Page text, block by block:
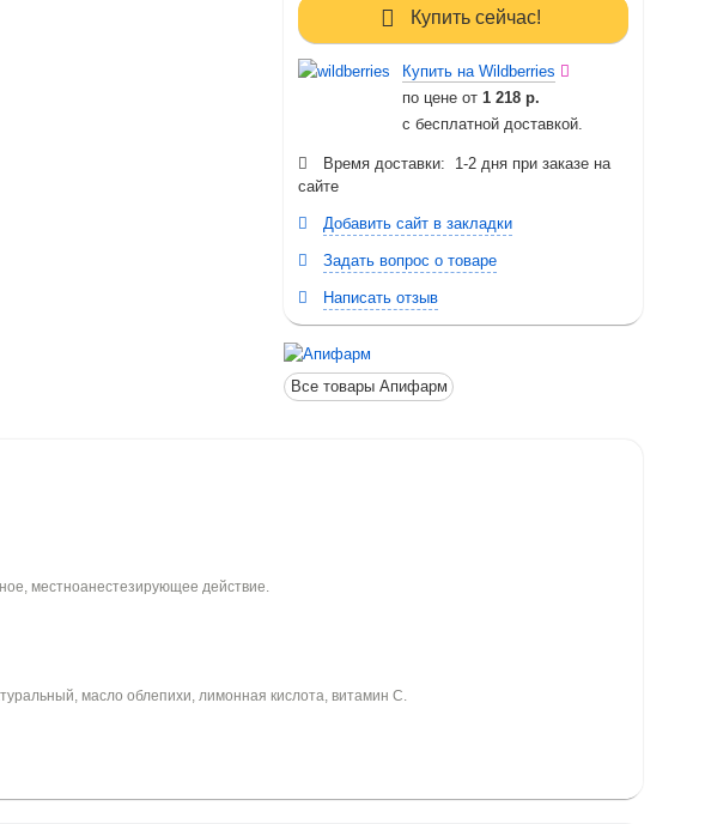
Купить сейчас!
Купить на Wildberries
по цене от 1 218 р.
с бесплатной доставкой.
Время доставки: 1-2 дня при заказе на
сайте
Добавить сайт в закладки
Задать вопрос о товаре
Написать отзыв
Все товары Апифарм
местноанестезирующее действие.
масло облепихи, лимонная кислота, витамин С.